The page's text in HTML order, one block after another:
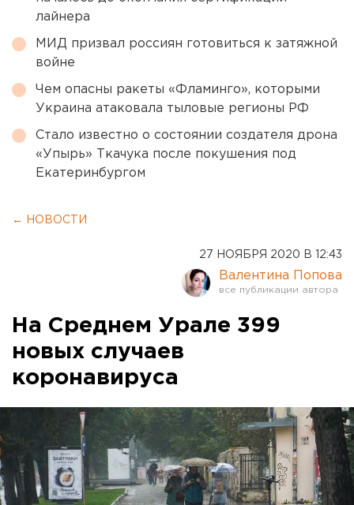
лайнера
МИД призвал россиян готовиться к затяжной
войне
Чем опасны ракеты «Фламинго», которыми
Украина атаковала тыловые регионы РФ
Стало известно о состоянии создателя дрона
«Упырь» Ткачука после покушения под
Екатеринбургом
← НОВОСТИ
27 НОЯБРЯ 2020 В 12:43
Валентина Попова
На Среднем Урале 399
новых случаев
коронавируса